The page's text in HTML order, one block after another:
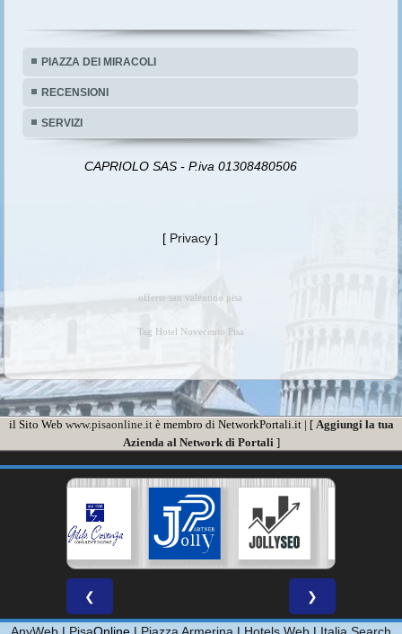
offerte san valentino pisa
Tag Hotel Novecento Pisa
il Sito Webwww.pisaonline.itè membro di NetworkPortali.it | [Aggiungi la tua
Azienda al Network di Portali]